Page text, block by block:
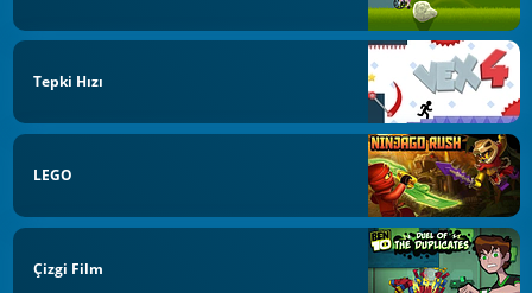
Tepki Hızı
LEGO
Çizgi Film